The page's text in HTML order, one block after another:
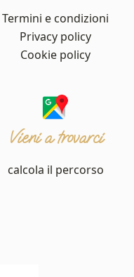
Termini e condizioni
Privacy policy
Cookie policy
Vieni a trovarci
calcola il percorso